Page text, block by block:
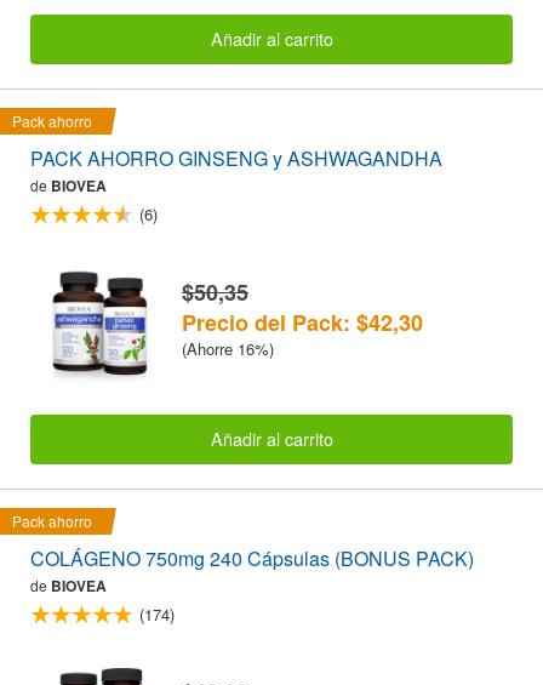
Añadir al carrito
Pack ahorro
PACK AHORRO GINSENG y ASHWAGANDHA
de BIOVEA
(6)
$50,35
Precio del Pack: $42,30
(Ahorre 16%)
Añadir al carrito
Pack ahorro
COLÁGENO 750mg 240 Cápsulas (BONUS PACK)
de BIOVEA
(174)